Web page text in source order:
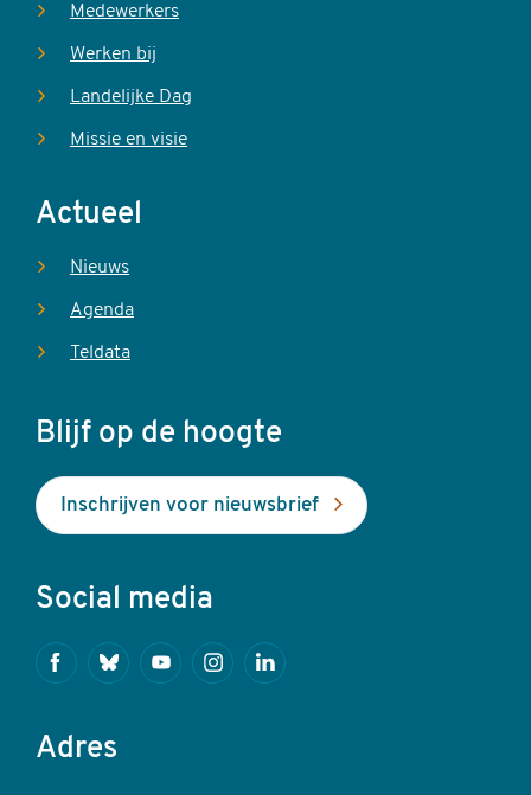
Medewerkers
Werken bij
Landelijke Dag
Missie en visie
Actueel
Nieuws
Agenda
Teldata
Blijf op de hoogte
Inschrijven voor nieuwsbrief
Social media
FacebookBlueskyYoutubeInstagramLinkedin
Adres